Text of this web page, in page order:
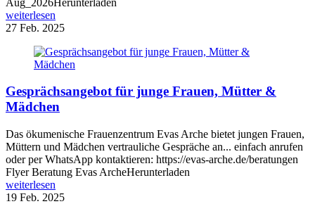
weiterlesen
27 Feb. 2025
Gesprächsangebot für junge Frauen, Mütter &
Mädchen
Das ökumenische Frauenzentrum Evas Arche bietet jungen Frauen,
Müttern und Mädchen vertrauliche Gespräche an... einfach anrufen
oder per WhatsApp kontaktieren: https://evas-arche.de/beratungen
Flyer Beratung Evas ArcheHerunterladen
weiterlesen
19 Feb. 2025